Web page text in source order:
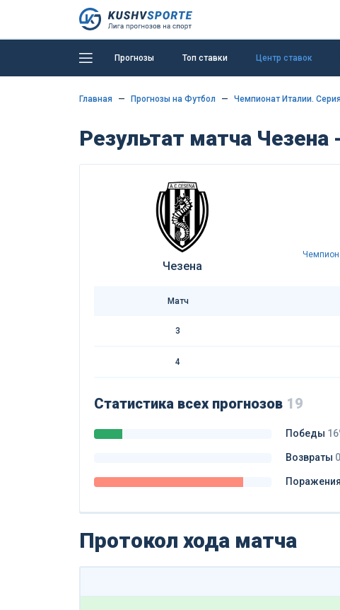
Прогнозы Топ ставки Центр ставок
Главная Прогнозы на Футбол Чемпионат Италии.
Результат матча
Чезена
Матч
3
4
Статистика всех прогнозов 19
Победы
Возвраты
Поражения
Протокол хода матча